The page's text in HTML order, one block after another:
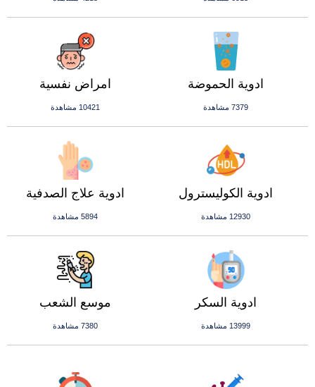
امراض نفسية
10421 مشاهدة
ادوية الحموضة
7379 مشاهدة
ادوية علاج الصدفية
5894 مشاهدة
ادوية الكوليسترول
12930 مشاهدة
موسع الشعب
7380 مشاهدة
ادوية السكر
13999 مشاهدة